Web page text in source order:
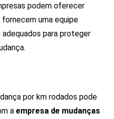
podem oferecer
fornecem uma equipe
para proteger
por km rodados pode
a empresa de mudanças